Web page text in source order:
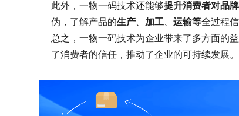
此外，一物一码技术还能够提升消费者对品
伪，了解产品的生产 加工 运输等全过程
总之，一物一码技术为企业带来了多方面的
了消费者的信任，推动了企业的可持续发展。